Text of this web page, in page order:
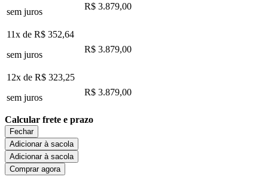
sem juros
R$ 3.879,00
11x de R$ 352,64
sem juros
R$ 3.879,00
12x de R$ 323,25
sem juros
R$ 3.879,00
Calcular frete e prazo
Fechar
Adicionar à sacola
Adicionar à sacola
Comprar agora